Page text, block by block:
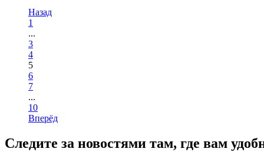
Назад
1
...
3
4
5
6
7
...
10
Вперёд
Следите за новостями там, где вам